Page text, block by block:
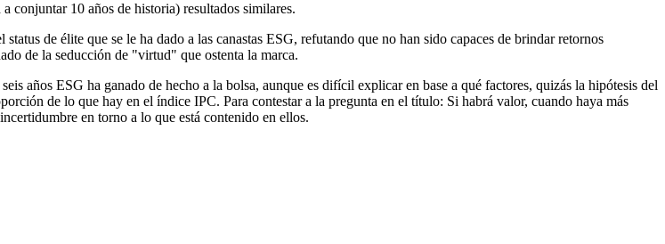
conjuntar 10 años de historia) resultados similares.
de élite que se le ha dado a las canastas ESG, refutando que no han sido capaces de brindar retornos
de la seducción de "virtud" que ostenta la marca.
años ESG ha ganado de hecho a la bolsa, aunque es difícil explicar en base a qué factores, quizás la hipótesis del
de lo que hay en el índice IPC. Para contestar a la pregunta en el título: Si habrá valor, cuando haya más
en torno a lo que está contenido en ellos.